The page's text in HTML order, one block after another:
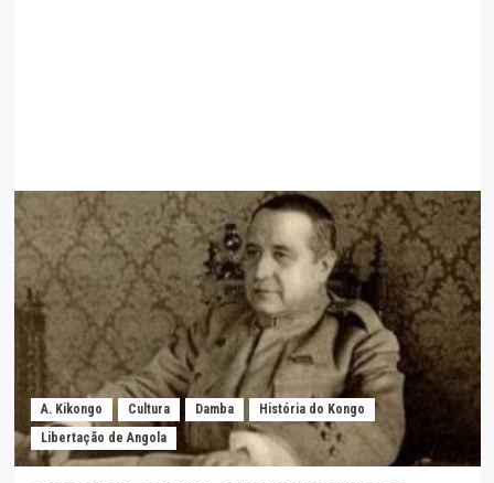
A. Kikongo Cultura Damba
História do Kongo
Libertação de Angola